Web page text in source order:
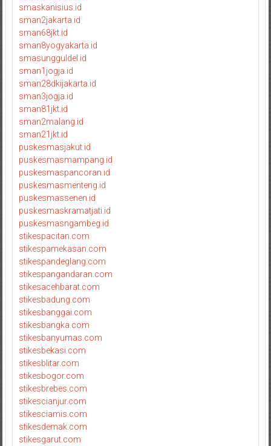
smaskanisius.id
sman2jakarta.id
sman68jkt.id
sman8yogyakarta.id
smasungguldel.id
sman1jogja.id
sman28dkijakarta.id
sman3jogja.id
sman81jkt.id
sman2malang.id
sman21jkt.id
puskesmasjakut.id
puskesmasmampang.id
puskesmaspancoran.id
puskesmasmenteng.id
puskesmassenen.id
puskesmaskramatjati.id
puskesmasngambeg.id
stikespacitan.com
stikespamekasan.com
stikespandeglang.com
stikespangandaran.com
stikesacehbarat.com
stikesbadung.com
stikesbanggai.com
stikesbangka.com
stikesbanyumas.com
stikesbekasi.com
stikesblitar.com
stikesbogor.com
stikesbrebes.com
stikescianjur.com
stikesciamis.com
stikesdemak.com
stikesgarut.com